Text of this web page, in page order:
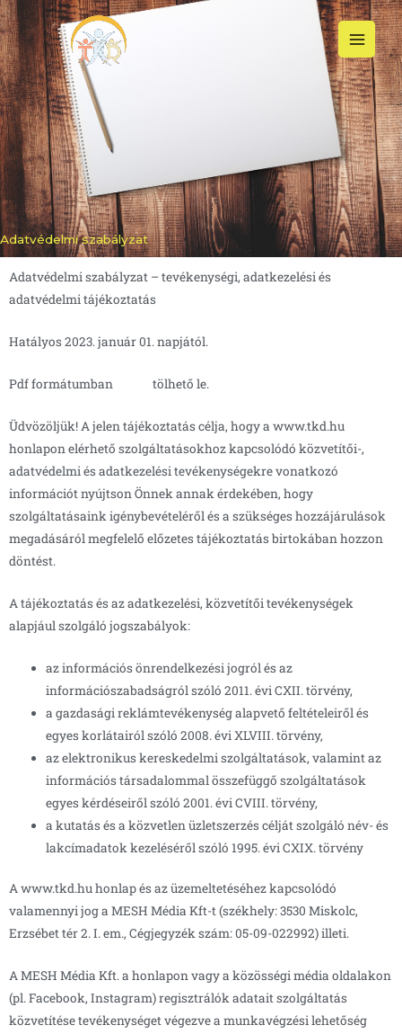
Skip
to
content
Adatkezelési tájékoztató
Adatvédelmi szabályzat
Adatvédelmi szabályzat – tevékenységi, adatkezelési és
adatvédelmi tájékoztatás
Hatályos 2023. január 01. napjától.
Pdf formátumban tölhető le.
Üdvözöljük! A jelen tájékoztatás célja, hogy a www.tkd.hu
honlapon elérhető szolgáltatásokhoz kapcsolódó közvetítői-,
adatvédelmi és adatkezelési tevékenységekre vonatkozó
információt nyújtson Önnek annak érdekében, hogy
szolgáltatásaink igénybevételéről és a szükséges hozzájárulások
megadásáról megfelelő előzetes tájékoztatás birtokában hozzon
döntést.
A tájékoztatás és az adatkezelési, közvetítői tevékenységek
alapjául szolgáló jogszabályok:
az információs önrendelkezési jogról és az
információszabadságról szóló 2011. évi CXII. törvény,
a gazdasági reklámtevékenység alapvető feltételeiről és
egyes korlátairól szóló 2008. évi XLVIII. törvény,
az elektronikus kereskedelmi szolgáltatások, valamint az
információs társadalommal összefüggő szolgáltatások
egyes kérdéseiről szóló 2001. évi CVIII. törvény,
a kutatás és a közvetlen üzletszerzés célját szolgáló név- és
lakcímadatok kezeléséről szóló 1995. évi CXIX. törvény
A www.tkd.hu honlap és az üzemeltetéséhez kapcsolódó
valamennyi jog a MESH Média Kft-t (székhely: 3530 Miskolc,
Erzsébet tér 2. I. em., Cégjegyzék szám: 05-09-022992) illeti.
A MESH Média Kft. a honlapon vagy a közösségi média oldalakon
(pl. Facebook, Instagram) regisztrálók adatait szolgáltatás
közvetítése tevékenységet végezve a munkavégzési lehetőség